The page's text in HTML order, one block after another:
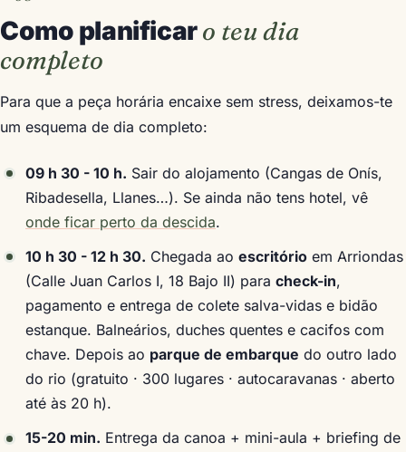
Como planificaro teu dia
completo
Para que a peça horária encaixe sem stress, deixamos-te
um esquema de dia completo:
09 h 30 - 10 h. Sair do alojamento (Cangas de Onís,
Ribadesella, Llanes…). Se ainda não tens hotel, vê
onde ficar perto da descida.
10 h 30 - 12 h 30. Chegada ao escritório em Arriondas
(Calle Juan Carlos I, 18 Bajo II) para check-in,
pagamento e entrega de colete salva-vidas e bidão
estanque. Balneários, duches quentes e cacifos com
chave. Depois ao parque de embarque do outro lado
do rio (gratuito · 300 lugares · autocaravanas · aberto
até às 20 h).
15-20 min. Entrega da canoa + mini-aula + briefing de